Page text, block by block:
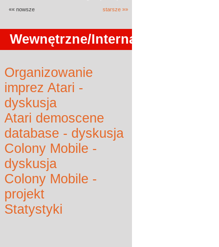
«« nowsze starsze »»
Wewnętrzne/Internals
Organizowanie
imprez Atari -
dyskusja
Atari demoscene
database - dyskusja
Colony Mobile -
dyskusja
Colony Mobile -
projekt
Statystyki